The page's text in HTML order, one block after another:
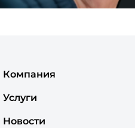
Компания
Услуги
Новости